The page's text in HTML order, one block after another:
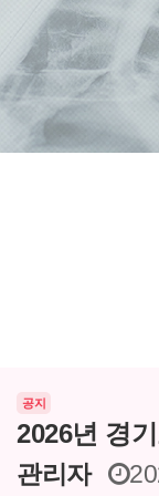
공지
2026년 경
관리자